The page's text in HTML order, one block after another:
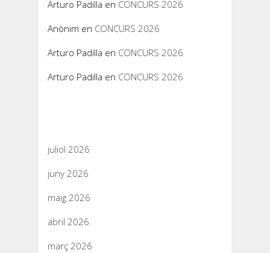
Arturo Padilla en CONCURS 2026
Anònim en CONCURS 2026
Arturo Padilla en CONCURS 2026
Arturo Padilla en CONCURS 2026
juliol 2026
juny 2026
maig 2026
abril 2026
març 2026